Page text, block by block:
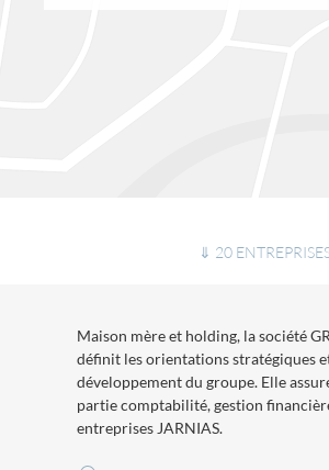
⇓ 20
Maison mère et holding, la société
définit les orientations stratégiques
développement du groupe. Elle
partie comptabilité, gestion
entreprises JARNIAS.